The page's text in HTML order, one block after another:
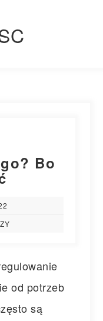
Bo
od potrzeb
są